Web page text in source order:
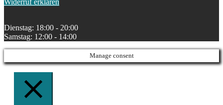
Dienstag: 18:00 - 20:00
Samstag: 12:00 - 14:00
Manage consent